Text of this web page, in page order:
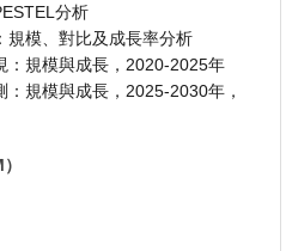
分析
規模、對比及成長率分析
：規模與成長，2020-2025年
規模與成長，2025-2030年，